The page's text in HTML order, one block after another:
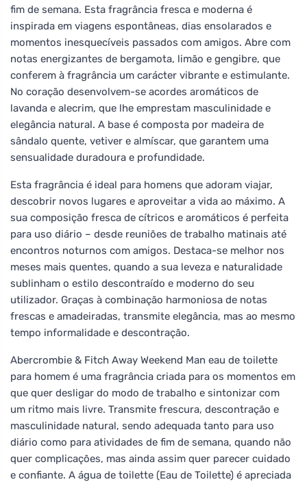
fim de semana. Esta fragrância fresca e moderna é
inspirada em viagens espontâneas, dias ensolarados e
momentos inesquecíveis passados com amigos. Abre com
notas energizantes de bergamota, limão e gengibre, que
conferem à fragrância um carácter vibrante e estimulante.
No coração desenvolvem-se acordes aromáticos de
lavanda e alecrim, que lhe emprestam masculinidade e
elegância natural. A base é composta por madeira de
sândalo quente, vetiver e almíscar, que garantem uma
sensualidade duradoura e profundidade.
Esta fragrância é ideal para homens que adoram viajar,
descobrir novos lugares e aproveitar a vida ao máximo. A
sua composição fresca de cítricos e aromáticos é perfeita
para uso diário – desde reuniões de trabalho matinais até
encontros noturnos com amigos. Destaca-se melhor nos
meses mais quentes, quando a sua leveza e naturalidade
sublinham o estilo descontraído e moderno do seu
utilizador. Graças à combinação harmoniosa de notas
frescas e amadeiradas, transmite elegância, mas ao mesmo
tempo informalidade e descontração.
Abercrombie & Fitch Away Weekend Man eau de toilette
para homem é uma fragrância criada para os momentos em
que quer desligar do modo de trabalho e sintonizar com
um ritmo mais livre. Transmite frescura, descontração e
masculinidade natural, sendo adequada tanto para uso
diário como para atividades de fim de semana, quando não
quer complicações, mas ainda assim quer parecer cuidado
e confiante. A água de toilette (Eau de Toilette) é apreciada